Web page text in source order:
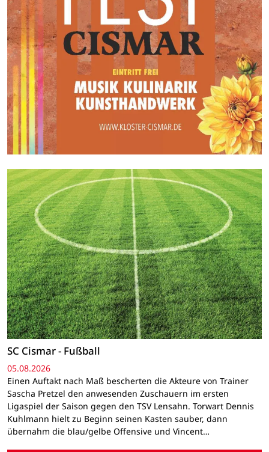
SC Cismar - Fußball
05.08.2026
Einen Auftakt nach Maß bescherten die Akteure von Trainer
Sascha Pretzel den anwesenden Zuschauern im ersten
Ligaspiel der Saison gegen den TSV Lensahn. Torwart Dennis
Kuhlmann hielt zu Beginn seinen Kasten sauber, dann
übernahm die blau/gelbe Offensive und Vincent…